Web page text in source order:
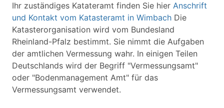
Ihr zuständiges Katateramt finden Sie hier Anschrift
und Kontakt vom Katasteramt in Wimbach Die
Katasterorganisation wird vom Bundesland
Rheinland-Pfalz bestimmt. Sie nimmt die Aufgaben
der amtlichen Vermessung wahr. In einigen Teilen
Deutschlands wird der Begriff "Vermessungsamt"
oder "Bodenmanagement Amt" für das
Vermessungsamt verwendet.